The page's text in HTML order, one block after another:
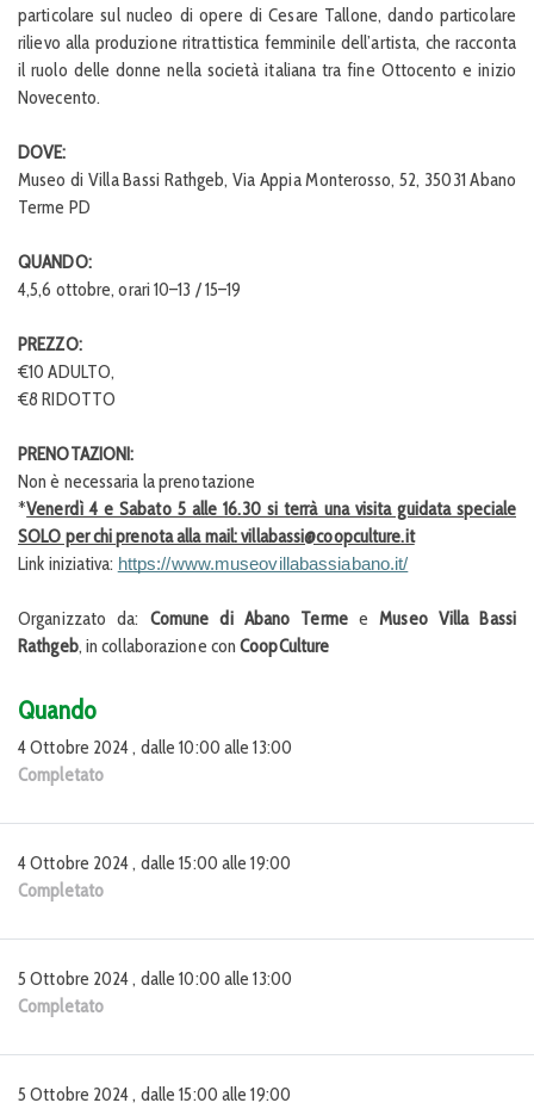
particolare sul nucleo di opere di Cesare Tallone, dando particolare
rilievo alla produzione ritrattistica femminile dell’artista, che racconta
il ruolo delle donne nella società italiana tra fine Ottocento e inizio
Novecento.
DOVE:
Museo di Villa Bassi Rathgeb, Via Appia Monterosso, 52, 35031 Abano
Terme PD
QUANDO:
4,5,6 ottobre, orari 10–13 / 15–19
PREZZO:
€10 ADULTO,
€8 RIDOTTO
PRENOTAZIONI:
Non è necessaria la prenotazione
*Venerdì 4 e Sabato 5 alle 16.30 si terrà una visita guidata speciale
SOLO per chi prenota alla mail: villabassi@coopculture.it
Link iniziativa: https://www.museovillabassiabano.it/
Organizzato da: Comune di Abano TermeeMuseo Villa Bassi
Rathgeb, in collaborazione con CoopCulture
Quando
4 Ottobre 2024 , dalle 10:00 alle 13:00
Completato
4 Ottobre 2024 , dalle 15:00 alle 19:00
Completato
5 Ottobre 2024 , dalle 10:00 alle 13:00
Completato
5 Ottobre 2024 , dalle 15:00 alle 19:00